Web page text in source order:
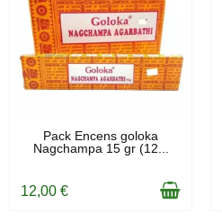
EN STOCK
Pack Encens goloka
Nagchampa 15 gr (12...
12,00 €